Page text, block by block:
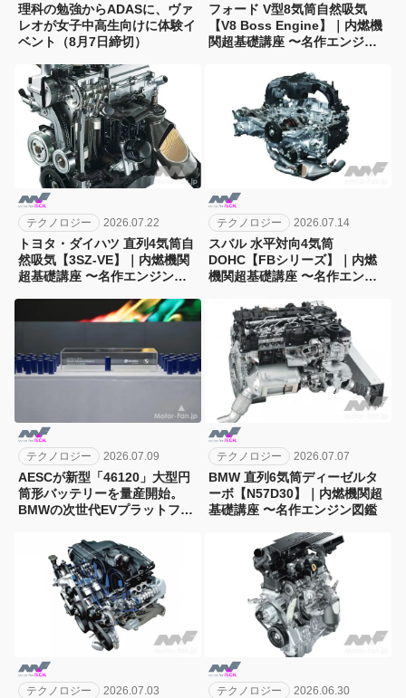
理科の勉強からADASに、ヴァ
レオが女子中高生向けに体験イ
ベント（8月7日締切）
フォード V型8気筒自然吸気
【V8 Boss Engine】｜内燃機
関超基礎講座 〜名作エンジン
テクノロジー 2026.07.22
トヨタ・ダイハツ 直列4気筒自
然吸気【3SZ-VE】｜内燃機関
超基礎講座 〜名作エンジン図
テクノロジー 2026.07.14
スバル 水平対向4気筒
DOHC【FBシリーズ】｜内燃
機関超基礎講座 〜名作エンジ
テクノロジー 2026.07.09
AESCが新型「46120」大型円
筒形バッテリーを量産開始。
BMWの次世代EVプラットフォ
テクノロジー 2026.07.07
BMW 直列6気筒ディーゼルタ
ーボ【N57D30】｜内燃機関超
基礎講座 〜名作エンジン図鑑
テクノロジー 2026.07.03 テクノロジー 2026.06.30